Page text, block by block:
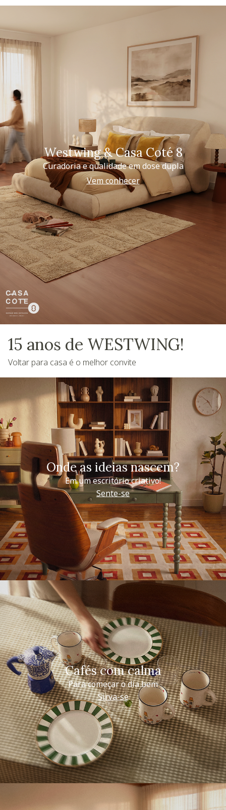
Westwing & Casa Coté 8
Curadoria e qualidade em dose dupla
Vem conhecer
15 anos de WESTWING!
Voltar para casa é o melhor convite
Onde as ideias nascem?
Em um escritório criativo!
Sente-se
Cafés com calma
Para começar o dia bem
Sirva-se